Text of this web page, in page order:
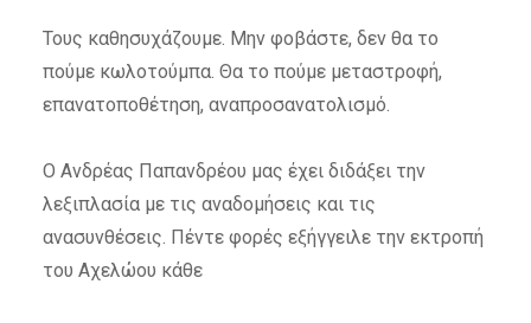
Τους καθησυχάζουμε. Μην φοβάστε, δεν θα το
πούμε κωλοτούμπα. Θα το πούμε μεταστροφή,
επανατοποθέτηση, αναπροσανατολισμό.
Ο Ανδρέας Παπανδρέου μας έχει διδάξει την
λεξιπλασία με τις αναδομήσεις και τις
ανασυνθέσεις. Πέντε φορές εξήγγειλε την εκτροπή
του Αχελώου κάθε